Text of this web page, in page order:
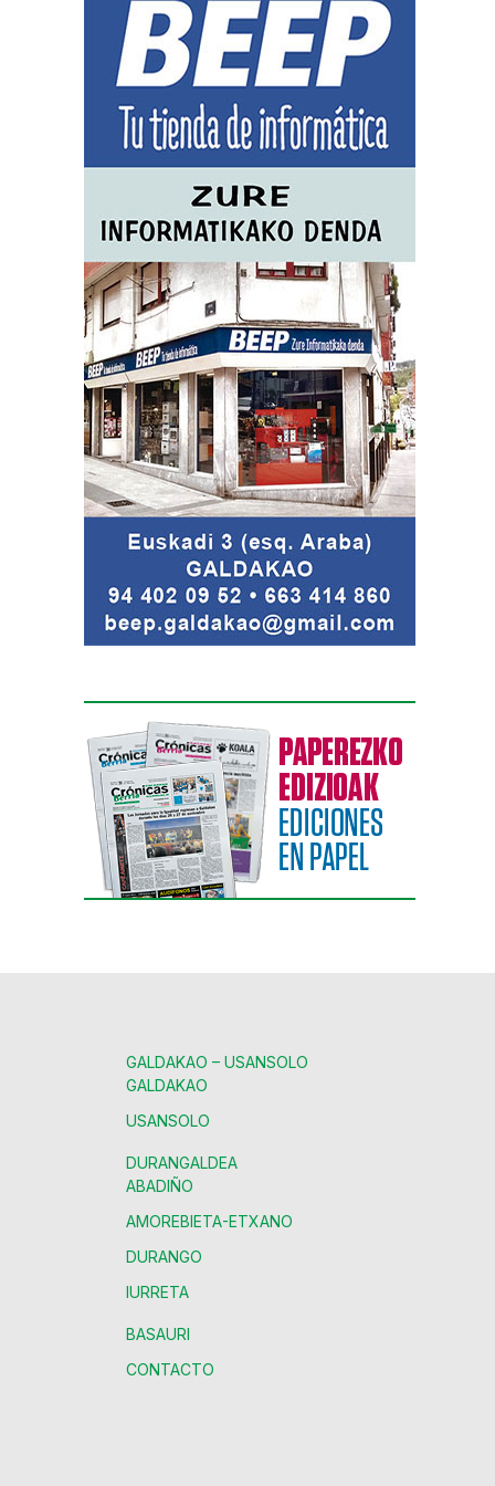
GALDAKAO – USANSOLO
GALDAKAO
USANSOLO
DURANGALDEA
ABADIÑO
AMOREBIETA-ETXANO
DURANGO
IURRETA
BASAURI
CONTACTO